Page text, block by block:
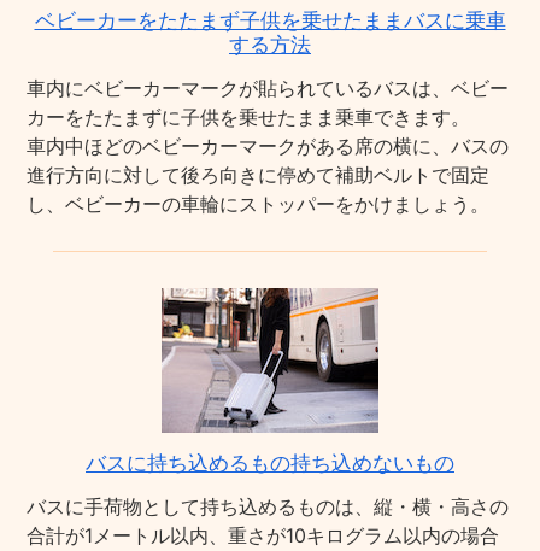
ベビーカーをたたまず子供を乗せたままバスに乗車
する方法
車内にベビーカーマークが貼られているバスは、ベビー
カーをたたまずに子供を乗せたまま乗車できます。
車内中ほどのベビーカーマークがある席の横に、バスの
進行方向に対して後ろ向きに停めて補助ベルトで固定
し、ベビーカーの車輪にストッパーをかけましょう。
バスに持ち込めるもの持ち込めないもの
バスに手荷物として持ち込めるものは、縦・横・高さの
合計が1メートル以内、重さが10キログラム以内の場合